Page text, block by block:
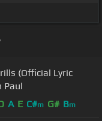
(Official Lyric
Paul
A E C#m G# Bm